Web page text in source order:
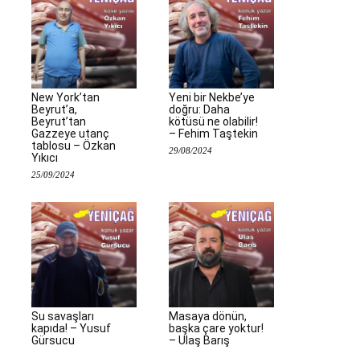
New York’tan
Beyrut’a,
Beyrut’tan
Gazzeye utanç
tablosu – Özkan
Yıkıcı
25/09/2024
Yeni bir Nekbe’ye
doğru: Daha
kötüsü ne olabilir!
– Fehim Taştekin
29/08/2024
Su savaşları
kapıda! – Yusuf
Gürsucu
Masaya dönün,
başka çare yoktur!
– Ulaş Barış